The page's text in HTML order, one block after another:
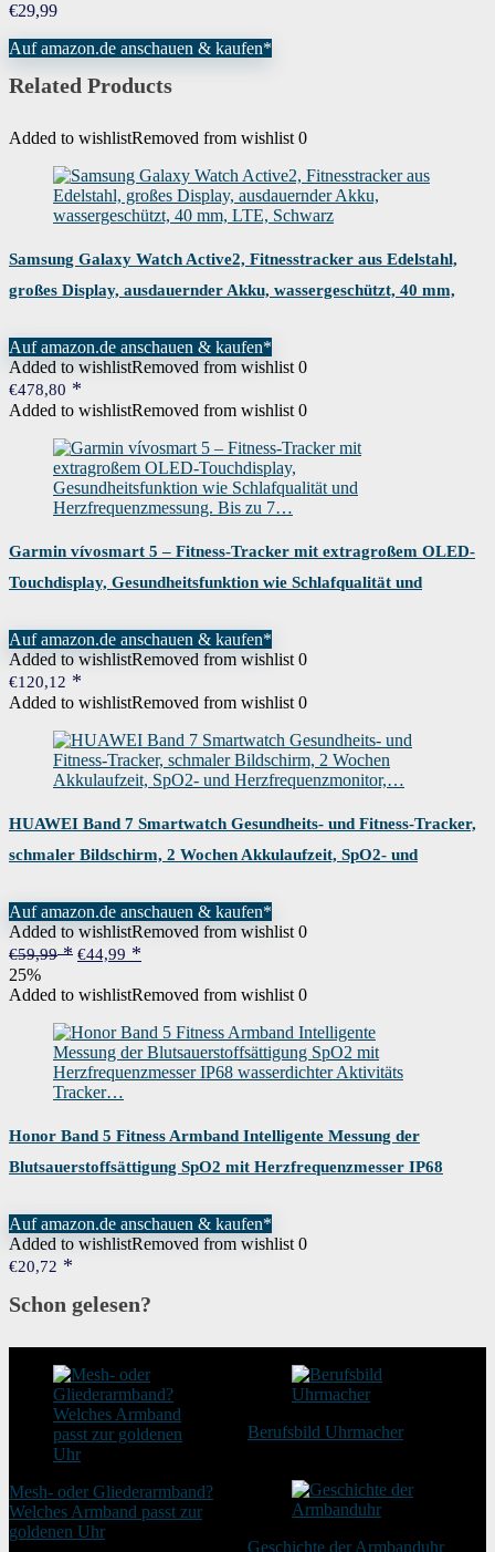
€29,99
Auf amazon.de anschauen & kaufen*
Related Products
Added to wishlistRemoved from wishlist 0
Samsung Galaxy Watch Active2, Fitnesstracker aus Edelstahl,
großes Display, ausdauernder Akku, wassergeschützt, 40 mm,
Auf amazon.de anschauen & kaufen*
Added to wishlistRemoved from wishlist 0
€478,80
Added to wishlistRemoved from wishlist 0
Garmin vívosmart 5 – Fitness-Tracker mit extragroßem OLED-
Touchdisplay, Gesundheitsfunktion wie Schlafqualität und
Auf amazon.de anschauen & kaufen*
Added to wishlistRemoved from wishlist 0
€120,12
Added to wishlistRemoved from wishlist 0
HUAWEI Band 7 Smartwatch Gesundheits- und Fitness-Tracker,
schmaler Bildschirm, 2 Wochen Akkulaufzeit, SpO2- und
Auf amazon.de anschauen & kaufen*
Added to wishlistRemoved from wishlist 0
€59,99
Ursprünglicher
war:
€59,99
€44,99
ist:
€44,99.
25%
Added to wishlistRemoved from wishlist 0
Honor Band 5 Fitness Armband Intelligente Messung der
Blutsauerstoffsättigung SpO2 mit Herzfrequenzmesser IP68
Auf amazon.de anschauen & kaufen*
Added to wishlistRemoved from wishlist 0
€20,72
Schon gelesen?
Mesh- oder Gliederarmband?
Welches Armband passt zur
goldenen Uhr
Berufsbild Uhrmacher
Geschichte der Armbanduhr